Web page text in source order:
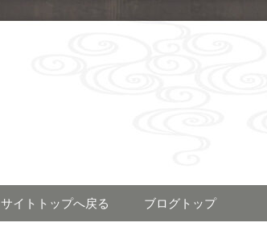
福岡で呼
「河太郎
サイトトップへ戻る ブログトップ